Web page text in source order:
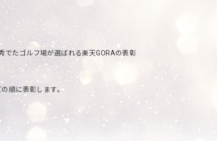
でたゴルフ場が選ばれる楽天GORAの表彰
順に表彰します。